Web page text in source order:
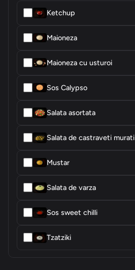
Ketchup
Maioneza
Maioneza cu usturoi
Sos Calypso
Salata asortata
Salata de castraveti murati
Mustar
Salata de varza
Sos sweet chilli
Tzatziki